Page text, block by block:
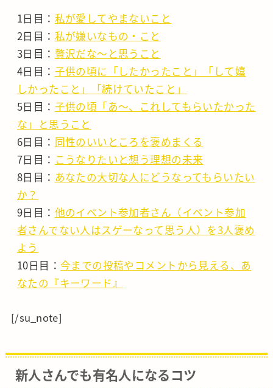
1日目： 私が愛してやまないこと
2日目： 私が嫌いなもの・こと
3日目： 贅沢だな～と思うこと
4日目： 子供の頃に「したかったこと」「して嬉
しかったこと」「続けていたこと」
5日目： 子供の頃「あ～、これしてもらいたかった
な」と思うこと
6日目： 同性のいいところを褒めまくる
7日目： こうなりたいと想う理想の未来
8日目： あなたの大切な人にどうなってもらいたい
か？
9日目： 他のイベント参加者さん（イベント参加
者さんでない人はスゲーなって思う人）を3人褒め
よう
10日目： 今までの投稿やコメントから見える、あ
なたの『キーワード』
[/su_note]
新人さんでも有名人になるコツ